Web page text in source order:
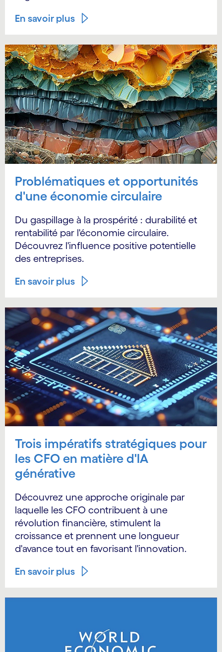
En savoir plus
Problématiques et opportunités
d'une économie circulaire
Du gaspillage à la prospérité : durabilité et
rentabilité par l'économie circulaire.
Découvrez l'influence positive potentielle
des entreprises.
En savoir plus
Trois impératifs stratégiques pour
les CFO en matière d'IA
générative
Découvrez une approche originale par
laquelle les CFO contribuent à une
révolution financière, stimulent la
croissance et prennent une longueur
d'avance tout en favorisant l'innovation.
En savoir plus